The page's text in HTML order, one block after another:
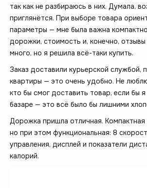
так как не разбираюсь в них. Думала,
приглянётся. При выборе товара
параметры — мне была важна
дорожки, стоимость и, конечно,
много, но я решила всё-таки купить.
Заказ доставили курьерской службой,
квартиры — это очень удобно. Не
кто бы смог доставить товар, если бы я
базаре — это всё было бы лишними
Дорожка пришла отличная. Компактная
но при этом функциональная: 8
управления, дисплей и показатели
калорий.